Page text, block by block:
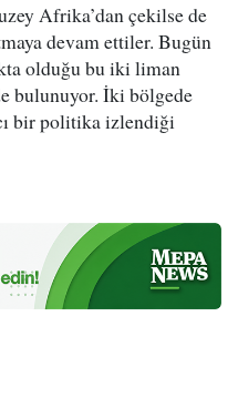
Afrika’dan çekilse de
devam ettiler. Bugün
olduğu bu iki liman
bulunuyor. İki bölgede
bir politika izlendiği